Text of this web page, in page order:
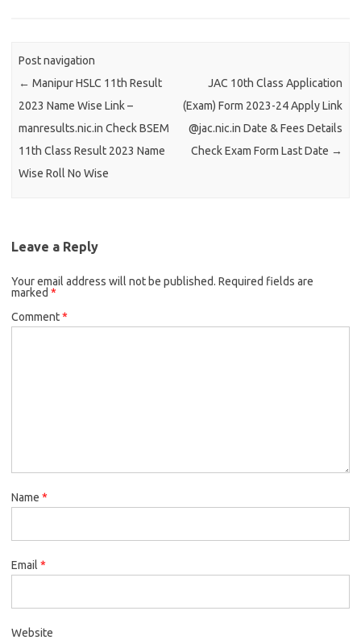
Post navigation
← Manipur HSLC 11th Result
2023 Name Wise Link –
manresults.nic.in Check BSEM
11th Class Result 2023 Name
Wise Roll No Wise
JAC 10th Class Application
(Exam) Form 2023-24 Apply Link
@jac.nic.in Date & Fees Details
Check Exam Form Last Date →
Leave a Reply
Your email address will not be published. Required fields are
marked *
Comment*
Name *
Email *
Website